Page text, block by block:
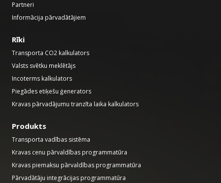
Partneri
Informācija pārvadātājiem
Rīki
Transporta CO2 kalkulators
Valsts svētku meklētājs
Incoterms kalkulators
Piegādes etiķešu ģenerators
Kravas pārvadājumu tranzīta laika kalkulators
Produkts
Transporta vadības sistēma
Kravas cenu pārvaldības programmatūra
Kravas piemaksu pārvaldības programmatūra
Pārvadātāju integrācijas programmatūra